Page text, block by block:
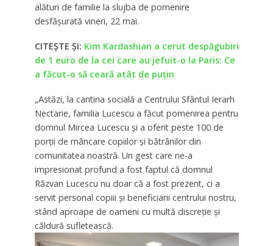
alături de familie la slujba de pomenire
desfășurată vineri, 22 mai.
CITEȘTE ȘI: Kim Kardashian a cerut despăgubiri
de 1 euro de la cei care au jefuit-o la Paris: Ce
a făcut-o să ceară atât de puțin
„Astăzi, la cantina socială a Centrului Sfântul Ierarh
Nectarie, familia Lucescu a făcut pomenirea pentru
domnul Mircea Lucescu și a oferit peste 100 de
porții de mâncare copiilor și bătrânilor din
comunitatea noastră. Un gest care ne-a
impresionat profund a fost faptul că domnul
Răzvan Lucescu nu doar că a fost prezent, ci a
servit personal copiii și beneficiarii centrului nostru,
stând aproape de oameni cu multă discreție și
căldură sufletească.